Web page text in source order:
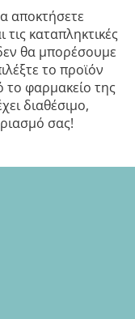
αποκτήσετε
καταπληκτικές
θα μπορέσουμε
το προϊόν
το φαρμακείο της
διαθέσιμο,
σας!